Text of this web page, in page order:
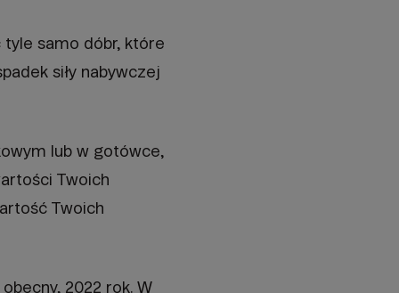
tyle samo dóbr, które
siły nabywczej
lub w gotówce,
Twoich
Twoich
2022 rok. W